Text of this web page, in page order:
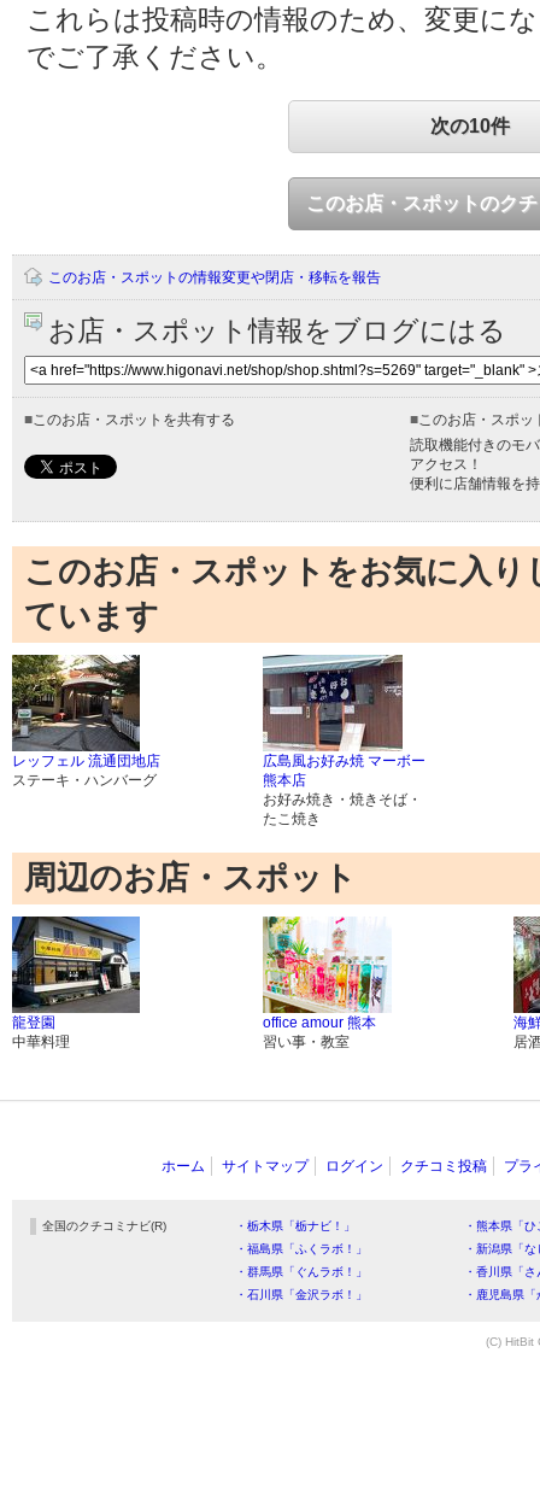
これらは投稿時の情報のため、変更に
でご了承ください。
次の10件
このお店・スポットのク
このお店・スポットの情報変更や閉店・移転を報告
お店・スポット情報をブログにはる
■このお店・スポットを共有する ■このお店・スポッ
読取機能付きのモ
アクセス！
便利に店舗情報を
このお店・スポットをお気に入
ています
レッフェル 流通団地店
ステーキ・ハンバーグ
広島風お好み焼 マーボー
熊本店
お好み焼き・焼きそば・
たこ焼き
周辺のお店・スポット
龍登園
中華料理
office amour 熊本
習い事・教室
海
居
ホーム サイトマップ ログイン クチコミ投稿 プラ
全国のクチコミナビ(R) ・栃木県「栃ナビ！」
・熊本県「
・福島県「ふくラボ！」
・新潟県「
・群馬県「ぐんラボ！」
・香川県「
・石川県「金沢ラボ！」
・鹿児島県
(C) HitBit